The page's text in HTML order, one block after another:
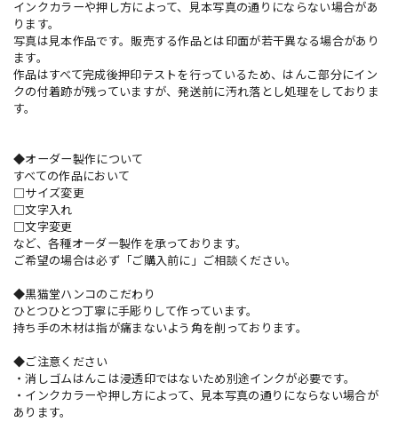
インクカラーや押し方によって、見本写真の通りにならない場合があ
ります。
写真は見本作品です。販売する作品とは印面が若干異なる場合があり
ます。
作品はすべて完成後押印テストを行っているため、はんこ部分にイン
クの付着跡が残っていますが、発送前に汚れ落とし処理をしておりま
す。
◆オーダー製作について
すべての作品において
□サイズ変更
□文字入れ
□文字変更
など、各種オーダー製作を承っております。
ご希望の場合は必ず「ご購入前に」ご相談ください。
◆黒猫堂ハンコのこだわり
ひとつひとつ丁寧に手彫りして作っています。
持ち手の木材は指が痛まないよう角を削っております。
◆ご注意ください
・消しゴムはんこは浸透印ではないため別途インクが必要です。
・インクカラーや押し方によって、見本写真の通りにならない場合が
あります。